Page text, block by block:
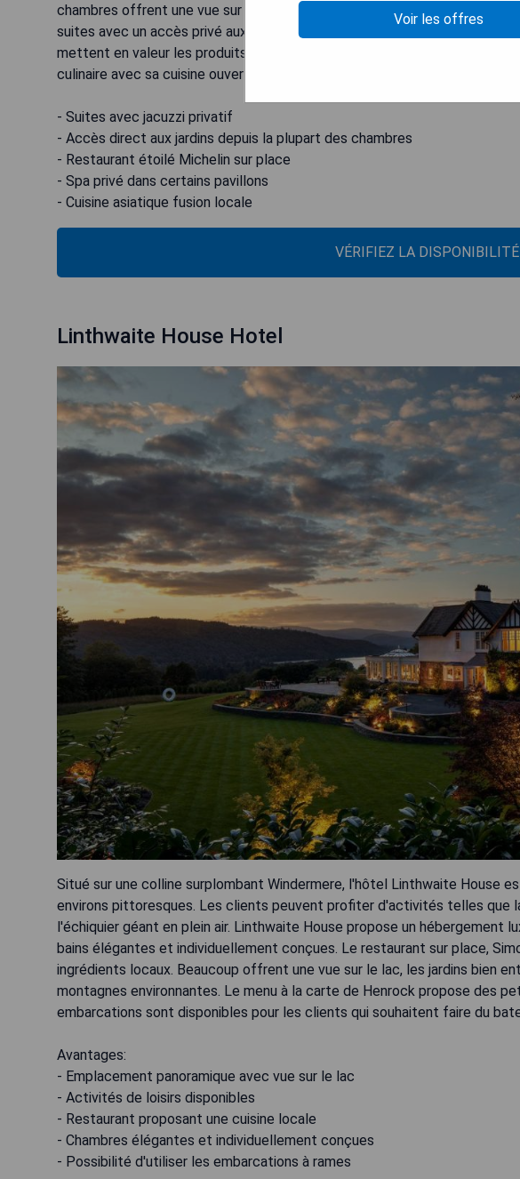
chambres offrent une vue sur le Lakeland, la plupart ayant un accès direct
suites avec un accès privé aux jardins, au lac et au spa. L'hôtel dispose de
mettent en valeur les produits locaux du Lake District avec une touche
culinaire avec sa cuisine ouverte proposant des repas venus de toute la
- Suites avec jacuzzi privatif
- Accès direct aux jardins depuis la plupart des chambres
- Restaurant étoilé Michelin sur place
- Spa privé dans certains pavillons
- Cuisine asiatique fusion locale
VÉRIFIEZ LA DISPONIBILITÉ
Linthwaite House Hotel
Situé sur une colline surplombant Windermere, l'hôtel Linthwaite House
environs pittoresques. Les clients peuvent profiter d'activités telles que
l'échiquier géant en plein air. Linthwaite House propose un hébergement
bains élégantes et individuellement conçues. Le restaurant sur place,
ingrédients locaux. Beaucoup offrent une vue sur le lac, les jardins bien
montagnes environnantes. Le menu à la carte de Henrock propose des
embarcations sont disponibles pour les clients qui souhaitent faire du
Avantages:
- Emplacement panoramique avec vue sur le lac
- Activités de loisirs disponibles
- Restaurant proposant une cuisine locale
- Chambres élégantes et individuellement conçues
- Possibilité d'utiliser les embarcations à rames
Voir les offres